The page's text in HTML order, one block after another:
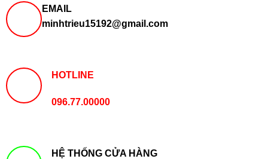
EMAIL
minhtrieu15192@gmail.com
HOTLINE
096.77.00000
HỆ THỐNG CỬA HÀNG